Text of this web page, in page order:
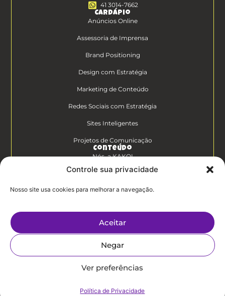
Controle sua privacidade
Nosso site usa cookies para melhorar a navegação.
Aceitar
Negar
Ver preferências
Política de Privacidade
41 3014-7662
Cardápio
Anúncios Online
Assessoria de Imprensa
Brand Positioning
Design com Estratégia
Marketing de Conteúdo
Redes Sociais com Estratégia
Sites Inteligentes
Projetos de Comunicação
Conteúdo
Nós, a KAKOI
Diferenciais Clientes KAKOI
KAKOICast
Trabalhe Conosco
Politíca de